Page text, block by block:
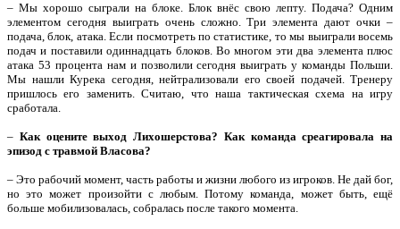
– Мы хорошо сыграли на блоке. Блок внёс свою лепту. Подача? Одним
элементом сегодня выиграть очень сложно. Три элемента дают очки –
подача, блок, атака. Если посмотреть по статистике, то мы выиграли восемь
подач и поставили одиннадцать блоков. Во многом эти два элемента плюс
атака 53 процента нам и позволили сегодня выиграть у команды Польши.
Мы нашли Курека сегодня, нейтрализовали его своей подачей. Тренеру
пришлось его заменить. Считаю, что наша тактическая схема на игру
сработала.
– Как оцените выход Лихошерстова? Как команда среагировала на
эпизод с травмой Власова?
– Это рабочий момент, часть работы и жизни любого из игроков. Не дай бог,
но это может произойти с любым. Потому команда, может быть, ещё
больше мобилизовалась, собралась после такого момента.